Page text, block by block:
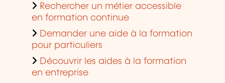
Rechercher un métier accessible
en formation continue
Demander une aide à la formation
pour particuliers
Découvrir les aides à la formation
en entreprise